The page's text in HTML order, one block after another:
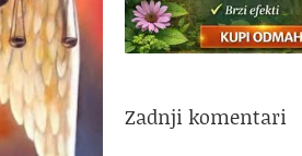
Zadnji komentari